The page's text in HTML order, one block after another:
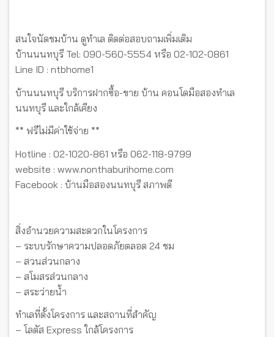
สนใจนัดชมบ้าน ดูทำเล ติดต่อสอบถามเพิ่มเติม
บ้านนนทบุรี Tel: 090-560-5554 หรือ 02-102-0861
Line ID : ntbhome1
บ้านนนทบุรี บริการฝากซื้อ-ขาย บ้าน คอนโดมือสองทำเล
นนทบุรี และใกล้เคียง
** ฟรีไม่มีค่าใช้จ่าย **
Hotline : 02-1020-861 หรือ 062-118-9799
website : www.nonthaburihome.com
Facebook : บ้านมือสองนนทบุรี สภาพดี
สิ่งอำนวยความสะดวกในโครงการ
– ระบบรักษาความปลอดภัยตลอด 24 ชม
– สวนส่วนกลาง
– สโมสรส่วนกลาง
– สระว่ายน้ำ
ทำเลที่ตั้งโครงการ และสถานที่สำคัญ
– โลตัส Express ใกล้โครงการ